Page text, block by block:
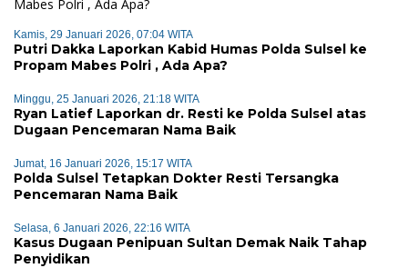
Kamis, 29 Januari 2026, 07:04 WITA
Putri Dakka Laporkan Kabid Humas Polda Sulsel ke
Propam Mabes Polri , Ada Apa?
Minggu, 25 Januari 2026, 21:18 WITA
Ryan Latief Laporkan dr. Resti ke Polda Sulsel atas
Dugaan Pencemaran Nama Baik
Jumat, 16 Januari 2026, 15:17 WITA
Polda Sulsel Tetapkan Dokter Resti Tersangka
Pencemaran Nama Baik
Selasa, 6 Januari 2026, 22:16 WITA
Kasus Dugaan Penipuan Sultan Demak Naik Tahap
Penyidikan